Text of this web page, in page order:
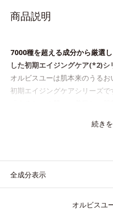
商品説明
7000種を超える成分から厳選
した初期エイジングケア(*2)シ
オルビスユーは肌本来のうる
初期エイジングケアシリーズで
ポーラ・オルビスグループ独
そして、独自研究に基づいたア
続き
全成分表示
オルビスユ